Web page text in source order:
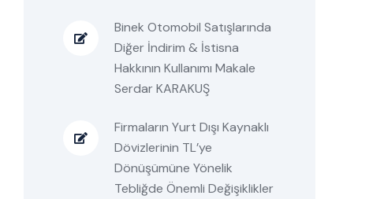
Binek Otomobil Satışlarında
Diğer İndirim & İstisna
Hakkının Kullanımı Makale
Serdar KARAKUŞ
Firmaların Yurt Dışı Kaynaklı
Dövizlerinin TL’ye
Dönüşümüne Yönelik
Tebliğde Önemli Değişiklikler